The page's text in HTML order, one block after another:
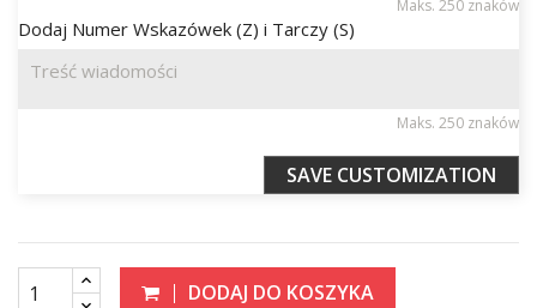
Maks. 250 znaków
Dodaj Numer Wskazówek (Z) i Tarczy (S)
Maks. 250 znaków
SAVE CUSTOMIZATION
DODAJ DO KOSZYKA